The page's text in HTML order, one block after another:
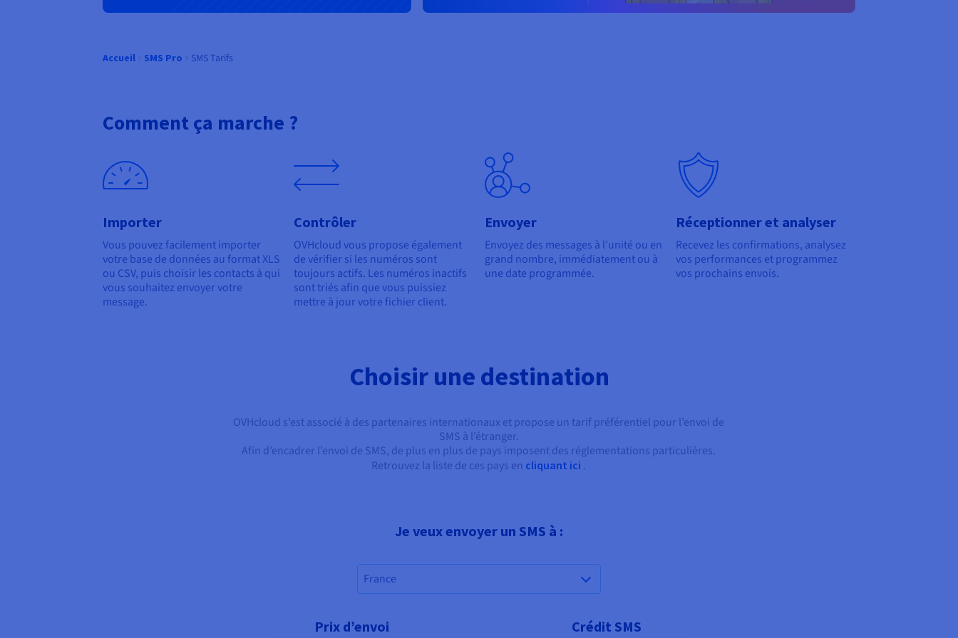
Accueil SMS Pro SMS Tarifs
Comment ça marche ?
Importer
Vous pouvez facilement importer
votre base de données au format XLS
ou CSV, puis choisir les contacts à qui
vous souhaitez envoyer votre
message.
Contrôler
OVHcloud vous propose également
de vérifier si les numéros sont
toujours actifs. Les numéros inactifs
sont triés afin que vous puissiez
mettre à jour votre fichier client.
Envoyer
Envoyez des messages à l’unité ou en
grand nombre, immédiatement ou à
une date programmée.
Réceptionner et analyser
Recevez les confirmations, analysez
vos performances et programmez
vos prochains envois.
Choisir une destination
OVHcloud s’est associé à des partenaires internationaux et propose un tarif préférentiel pour l’envoi de
SMS à l’étranger.
Afin d’encadrer l’envoi de SMS, de plus en plus de pays imposent des réglementations particulières.
Retrouvez la liste de ces pays en cliquant ici .
Je veux envoyer un SMS à :
France
Prix d’envoi Crédit SMS